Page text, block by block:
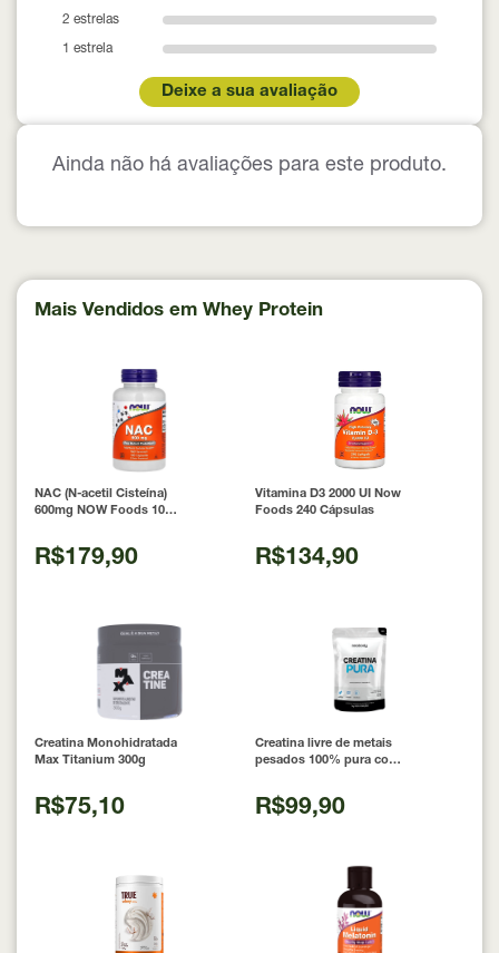
2 estrelas
1 estrela
Deixe a sua avaliação
Ainda não há avaliações para este produto.
Mais Vendidos em Whey Protein
NAC (N-acetil Cisteína)
600mg NOW Foods 100
R$179,90
Vitamina D3 2000 UI Now
Foods 240 Cápsulas
R$134,90
Creatina Monohidratada
Max Titanium 300g
R$75,10
Creatina livre de metais
pesados 100% pura com
Nutrition
R$99,90